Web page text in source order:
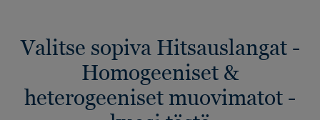
Valitse sopiva Hitsauslangat -
Homogeeniset &
heterogeeniset muovimatot -